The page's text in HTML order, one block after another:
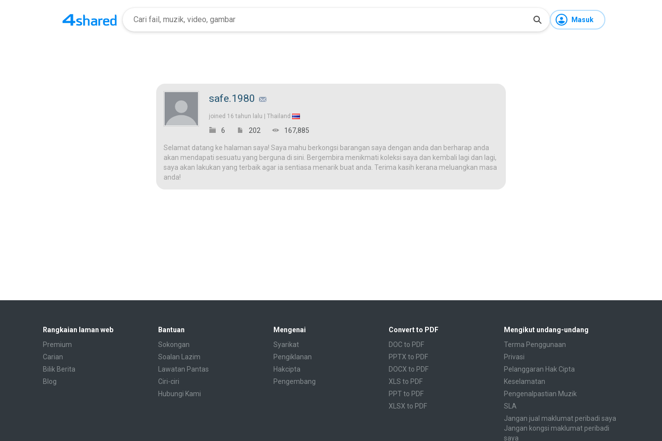
Masuk
safe.1980
joined 16 tahun lalu | Thailand
6 202 167,885
Selamat datang ke halaman saya! Saya mahu berkongsi barangan saya dengan anda dan berharap anda
akan mendapati sesuatu yang berguna di sini. Bergembira menikmati koleksi saya dan kembali lagi dan lagi,
saya akan lakukan yang terbaik agar ia sentiasa menarik buat anda. Terima kasih kerana meluangkan masa
anda!
Rangkaian laman web
Premium
Carian
Bilik Berita
Blog
Bantuan
Sokongan
Soalan Lazim
Lawatan Pantas
Ciri-ciri
Hubungi Kami
Mengenai
Syarikat
Pengiklanan
Hakcipta
Pengembang
Convert to PDF
DOC to PDF
PPTX to PDF
DOCX to PDF
XLS to PDF
PPT to PDF
XLSX to PDF
Mengikut undang-undang
Terma Penggunaan
Privasi
Pelanggaran Hak Cipta
Keselamatan
Pengenalpastian Muzik
SLA
Jangan jual maklumat peribadi saya
Jangan kongsi maklumat peribadi
saya